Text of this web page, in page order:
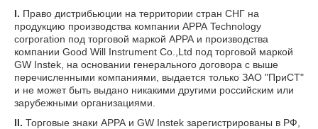
I. Право дистрибьюции на территории стран СНГ на
продукцию производства компании АРРА Technology
corporation под торговой маркой АРРА и производства
компании Good Will Instrument Co.,Ltd под торговой маркой
GW Instek, на основании генерального договора с выше
перечисленными компаниями, выдается только ЗАО "ПриСТ"
и не может быть выдано никакими другими российским или
зарубежными организациями.
II. Торговые знаки АРРА и GW Instek зарегистрированы в РФ,